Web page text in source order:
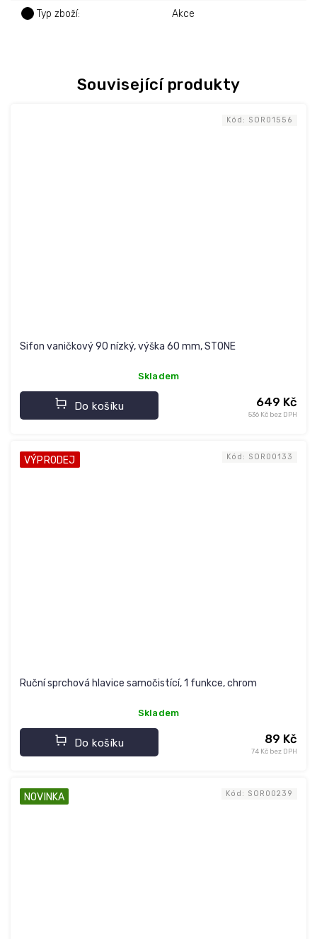
Související produkty
Sifon vaničkový 90 nízký, výška 60 mm, STONE
Skladem
536 Kč bez DPH
649 Kč
Do košíku
Kód: SOR01556
VÝPRODEJ
Ruční sprchová hlavice samočistící, 1 funkce, chrom
Skladem
74 Kč bez DPH
89 Kč
Do košíku
Kód: SOR00133
NOVINKA Kód: SOR00239
Typ zboží: Akce